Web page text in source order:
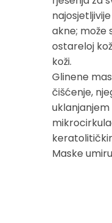
akne; može
ostareloj
koži.
Glinene
čišćenje,
Maske